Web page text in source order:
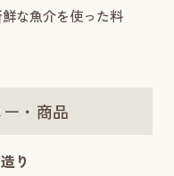
な魚介を使った料
・商品
り